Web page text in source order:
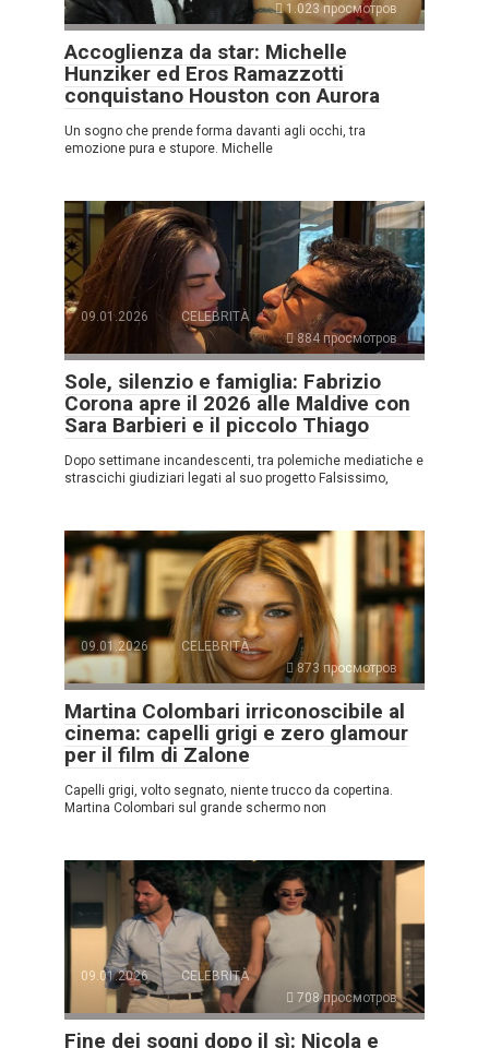
1.023 просмотров
Accoglienza da star: Michelle
Hunziker ed Eros Ramazzotti
conquistano Houston con Aurora
Un sogno che prende forma davanti agli occhi, tra
emozione pura e stupore. Michelle
09.01.2026
CELEBRITÀ
884 просмотров
Sole, silenzio e famiglia: Fabrizio
Corona apre il 2026 alle Maldive con
Sara Barbieri e il piccolo Thiago
Dopo settimane incandescenti, tra polemiche mediatiche e
strascichi giudiziari legati al suo progetto Falsissimo,
09.01.2026
CELEBRITÀ
873 просмотров
Martina Colombari irriconoscibile al
cinema: capelli grigi e zero glamour
per il film di Zalone
Capelli grigi, volto segnato, niente trucco da copertina.
Martina Colombari sul grande schermo non
09.01.2026
CELEBRITÀ
708 просмотров
Fine dei sogni dopo il sì: Nicola e